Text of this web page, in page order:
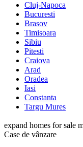
Cluj-Napoca
Bucuresti
Brasov
Timisoara
Sibiu
Pitesti
Craiova
Arad
Oradea
Iasi
Constanta
Targu Mures
expand homes for sale
Case de vânzare